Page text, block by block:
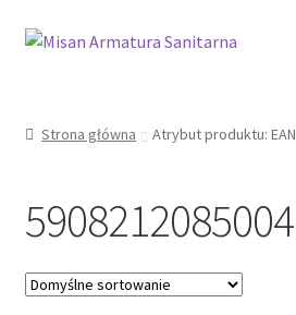
Przejdź
Przejdź
Kontakt
Informacje prawne
Strona główna Atrybut produktu: EAN
5908212085004